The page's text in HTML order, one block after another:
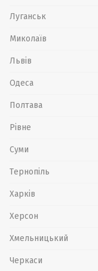
Луганськ
Миколаїв
Львів
Одеса
Полтава
Рівне
Суми
Тернопіль
Харків
Херсон
Хмельницький
Черкаси